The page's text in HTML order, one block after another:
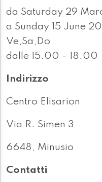
da Saturday 29
a Sunday 15 June
Ve,Sa,Do
dalle 15.00 - 18.00
Indirizzo
Centro Elisarion
Via R. Simen 3
6648, Minusio
Contatti